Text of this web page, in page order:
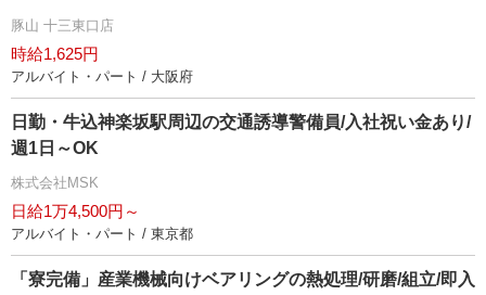
豚山 十三東口店
時給1,625円
アルバイト・パート / 大阪府
日勤・牛込神楽坂駅周辺の交通誘導警備員/入社祝い金あり/
週1日～OK
株式会社MSK
日給1万4,500円～
アルバイト・パート / 東京都
「寮完備」産業機械向けベアリングの熱処理/研磨/組立/即入